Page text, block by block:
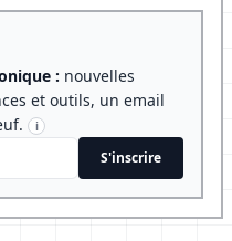
: nouvelles
et outils, un email
i
S'inscrire